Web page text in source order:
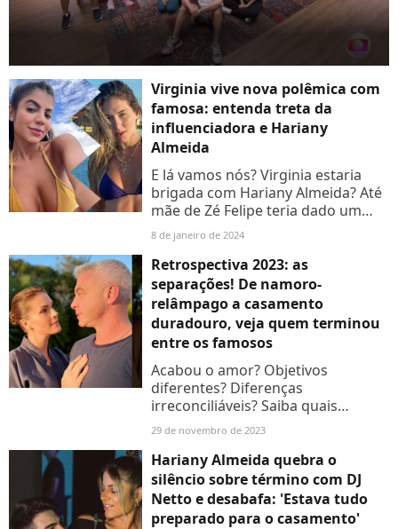
Virginia vive nova polêmica com
famosa: entenda treta da
influenciadora e Hariany
Almeida
E lá vamos nós? Virginia estaria
brigada com Hariany Almeida? Até
mãe de Zé Felipe teria dado um
toque para a influenciadora depois
de climão. Entenda essa suposta
confusão em família:
8 de janeiro de 2024
Retrospectiva 2023: as
separações! De namoro-
relâmpago a casamento
duradouro, veja quem terminou
entre os famosos
Acabou o amor? Objetivos
diferentes? Diferenças
irreconciliáveis? Saiba quais
famosos se separaram (e por quê!)
nesta matéria!
29 de novembro de 2023
Hariany Almeida quebra o
silêncio sobre término com DJ
Netto e desabafa: 'Estava tudo
preparado para o casamento'